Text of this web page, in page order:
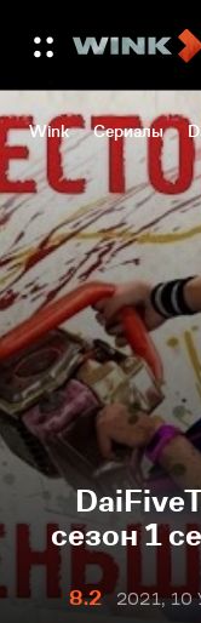
Wink Сериалы
сезон 1
8.2
2021,